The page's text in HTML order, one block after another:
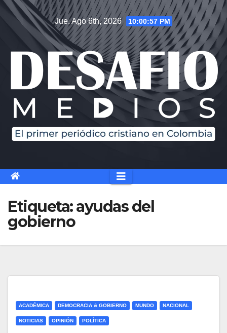
Saltar
contenido
Jue. Ago 6th, 2026 10:00:58 PM
Etiqueta:ayudas del
gobierno
ACADÉMICA DEMOCRACIA & GOBIERNO MUNDO NACIONAL
NOTICIAS OPINIÓN POLÍTICA